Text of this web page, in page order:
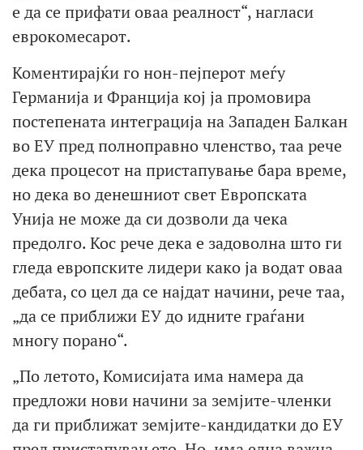
е да се прифати оваа реалност“, нагласи
еврокомесарот.
Коментирајќи го нон-пејперот меѓу
Германија и Франција кој ја промовира
постепената интеграција на Западен Балкан
во ЕУ пред полноправно членство, таа рече
дека процесот на пристапување бара време,
но дека во денешниот свет Европската
Унија не може да си дозволи да чека
предолго. Кос рече дека е задоволна што ги
гледа европските лидери како ја водат оваа
дебата, со цел да се најдат начини, рече таа,
„да се приближи ЕУ до идните граѓани
многу порано“.
„По летото, Комисијата има намера да
предложи нови начини за земјите-членки
да ги приближат земјите-кандидатки до ЕУ